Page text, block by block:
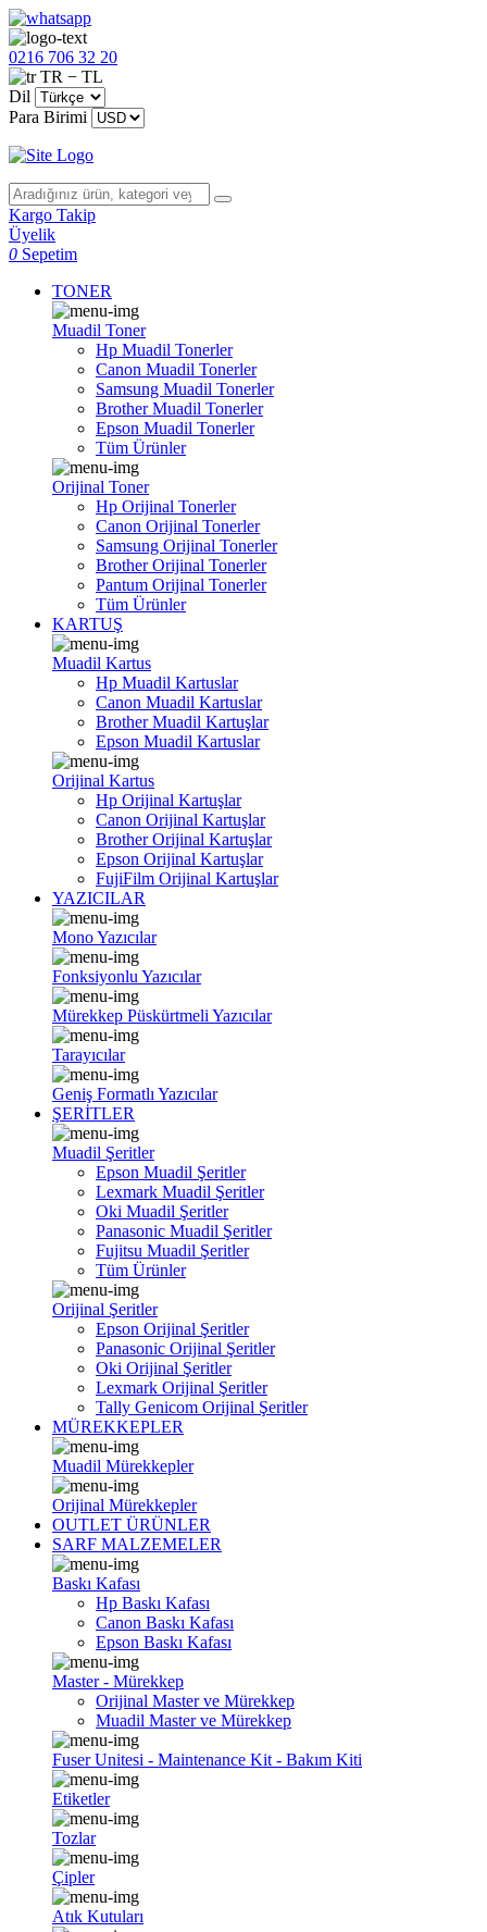
0216 706 32 20
TR − TL
Dil
Para Birimi
Kargo Takip
Üyelik
0 Sepetim
TONER
Muadil Toner
Hp Muadil Tonerler
Canon Muadil Tonerler
Samsung Muadil Tonerler
Brother Muadil Tonerler
Epson Muadil Tonerler
Tüm Ürünler
Orijinal Toner
Hp Orijinal Tonerler
Canon Orijinal Tonerler
Samsung Orijinal Tonerler
Brother Orijinal Tonerler
Pantum Orijinal Tonerler
Tüm Ürünler
KARTUŞ
Muadil Kartus
Hp Muadil Kartuslar
Canon Muadil Kartuslar
Brother Muadil Kartuşlar
Epson Muadil Kartuslar
Orijinal Kartus
Hp Orijinal Kartuşlar
Canon Orijinal Kartuşlar
Brother Orijinal Kartuşlar
Epson Orijinal Kartuşlar
FujiFilm Orijinal Kartuşlar
YAZICILAR
Mono Yazıcılar
Fonksiyonlu Yazıcılar
Mürekkep Püskürtmeli Yazıcılar
Tarayıcılar
Geniş Formatlı Yazıcılar
ŞERİTLER
Muadil Şeritler
Epson Muadil Şeritler
Lexmark Muadil Şeritler
Oki Muadil Şeritler
Panasonic Muadil Şeritler
Fujitsu Muadil Şeritler
Tüm Ürünler
Orijinal Şeritler
Epson Orijinal Şeritler
Panasonic Orijinal Şeritler
Oki Orijinal Şeritler
Lexmark Orijinal Şeritler
Tally Genicom Orijinal Şeritler
MÜREKKEPLER
Muadil Mürekkepler
Orijinal Mürekkepler
OUTLET ÜRÜNLER
SARF MALZEMELER
Baskı Kafası
Hp Baskı Kafası
Canon Baskı Kafası
Epson Baskı Kafası
Master - Mürekkep
Orijinal Master ve Mürekkep
Muadil Master ve Mürekkep
Fuser Unitesi - Maintenance Kit - Bakım Kiti
Etiketler
Tozlar
Çipler
Atık Kutuları